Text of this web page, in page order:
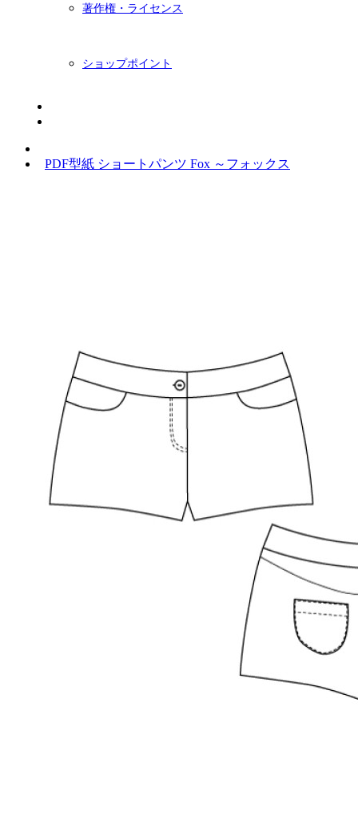
著作権・ライセンス
ショップポイント
PDF型紙 ショートパンツ Fox ～フォックス